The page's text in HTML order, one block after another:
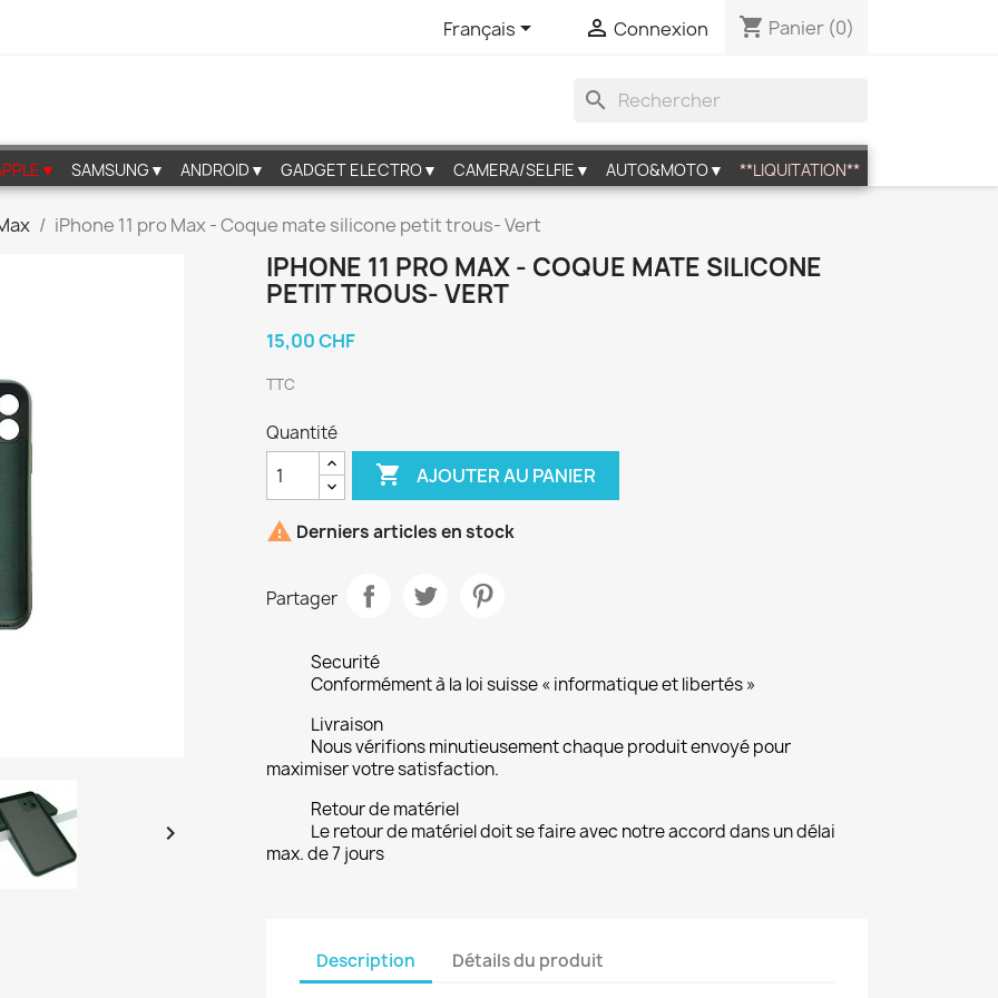
Français  Connexion shopping_cart Panier (0)
search
SAMSUNG▼ ANDROID▼ GADGET ELECTRO▼ CAMERA/SELFIE▼ AUTO&MOTO▼ **LIQUITATION**
iPhone 11 pro Max - Coque mate silicone petit trous- Vert

IPHONE 11 PRO MAX - COQUE MATE SILICONE
PETIT TROUS- VERT
15,00 CHF
TTC
Quantité
 AJOUTER AU PANIER
 Derniers articles en stock
Partager
Securité
Conformément à la loi suisse « informatique et libertés »
Livraison
Nous vérifions minutieusement chaque produit envoyé pour
maximiser votre satisfaction.
Retour de matériel
Le retour de matériel doit se faire avec notre accord dans un délai
max. de 7 jours
Description Détails du produit